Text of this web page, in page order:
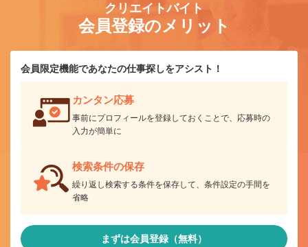
クリエイトバイト
会員登録のメリット
会員限定機能であなたの仕事探しをアシスト！
カンタン応募
事前にプロフィールを登録しておくことで、応募時の
入力が簡単に
検索条件の保存
繰り返し検索する条件を保存して、条件設定の手間を
省略
まずは会員登録（無料）